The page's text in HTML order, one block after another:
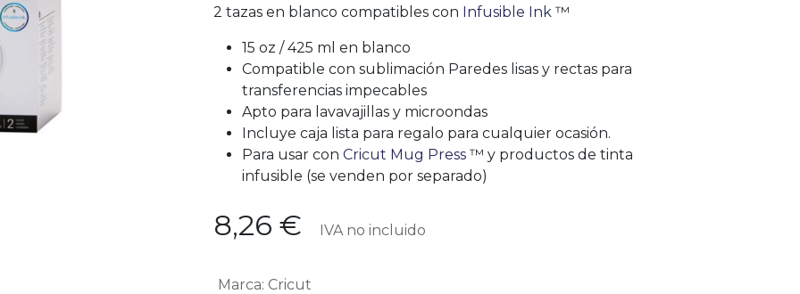
2 tazas en blanco compatibles con Infusible Ink ™
15 oz / 425 ml en blanco
Compatible con sublimación Paredes lisas y rectas para
transferencias impecables
Apto para lavavajillas y microondas
Incluye caja lista para regalo para cualquier ocasión.
Para usar con Cricut Mug Press ™ y productos de tinta
infusible (se venden por separado)
8,26 € IVA no incluido
Marca: Cricut